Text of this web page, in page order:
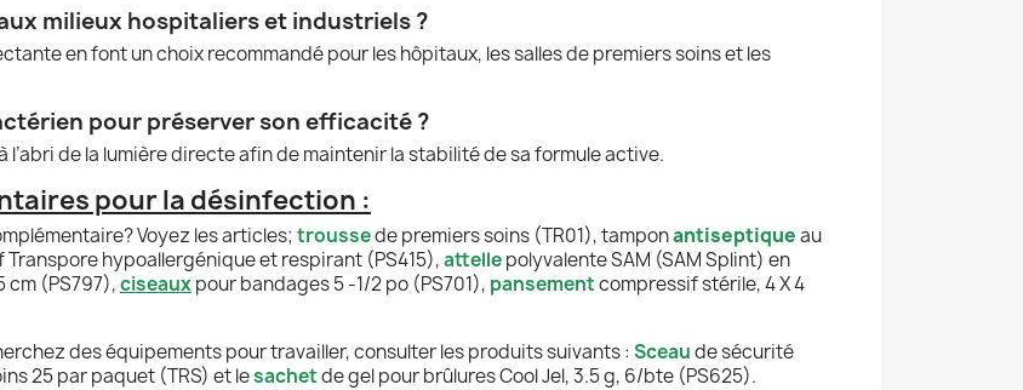
milieux hospitaliers et industriels ?
en font un choix recommandé pour les hôpitaux, les salles de premiers soins et les
pour préserver son efficacité ?
de la lumière directe afin de maintenir la stabilité de sa formule active.
pour la désinfection :
Voyez les articles; troussede premiers soins (TR01), tamponantiseptiqueau
Transpore hypoallergénique et respirant (PS415),attellepolyvalente SAM (SAM Splint) en
cm (PS797),ciseauxpour bandages 5 -1/2 po (PS701), pansementcompressif stérile, 4 X 4
des équipements pour travailler, consulter les produits suivants: Sceaude sécurité
25 par paquet (TRS) et lesachetde gel pour brûlures Cool Jel, 3.5 g, 6/bte (PS625).